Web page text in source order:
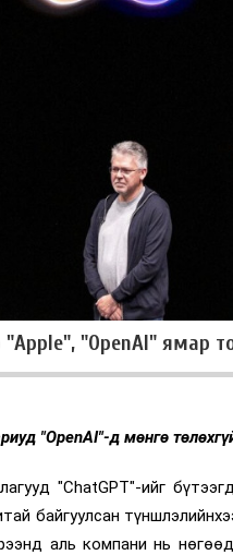
"OpenAI" ямар
"OpenAI"-д мөнгө
"ChatGPT"-ийг
байгуулсан
аль компани нь